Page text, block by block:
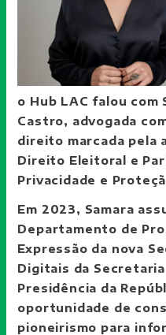
o Hub LAC falou com
Castro, advogada
direito marcada pela
Direito Eleitoral e
Privacidade e
Em 2023, Samara
Departamento de
Expressão da nova
Digitais da
Presidência da
oportunidade de
pioneirismo para